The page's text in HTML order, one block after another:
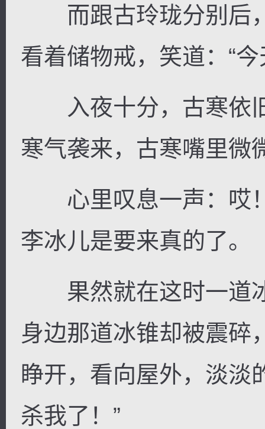
而跟古玲珑分别后
看着储物戒，笑道：“
入夜十分，古寒依
寒气袭来，古寒嘴里微
心里叹息一声：哎
李冰儿是要来真的了。
果然就在这时一道
身边那道冰锥却被震碎
睁开，看向屋外，淡淡
杀我了！”